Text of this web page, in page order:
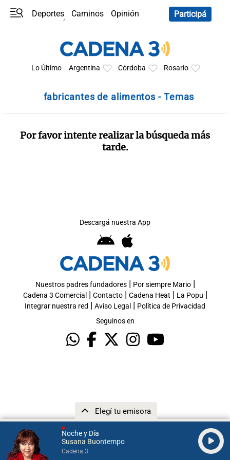
Noche y Día
Susana Buontempo
Cadena 3
Elegí tu emisora
Deportes Caminos
Opinión
Participá
Lo Último Argentina Córdoba Rosario
fabricantes de alimentos - Temas
Por favor intente realizar la búsqueda más
tarde.
Descargá nuestra App
Nuestros padres fundadores| Por siempre Mario|
Cadena 3 Comercial | Contacto| Cadena Heat | La Popu |
Integrar nuestra red | Aviso Legal | Política de Privacidad
Seguinos en